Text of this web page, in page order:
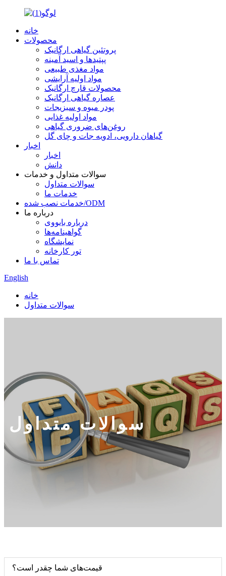
خانه
محصولات
پروتئین گیاهی ارگانیک
پپتیدها و اسید آمینه
مواد مغذی طبیعی
مواد اولیه آرایشی
محصولات قارچ ارگانیک
عصاره گیاهی ارگانیک
پودر میوه و سبزیجات
مواد اولیه غذایی
روغن‌های ضروری گیاهی
گیاهان دارویی، ادویه جات و چای گل
اخبار
اخبار
دانش
سوالات متداول و خدمات
سوالات متداول
خدمات ما
خدمات نصب شده/ODM
درباره ما
درباره بایووی
گواهینامه‌ها
نمایشگاه
تور کارخانه
تماس با ما
English
خانه
سوالات متداول
سوالات متداول
قیمت‌های شما چقدر است؟